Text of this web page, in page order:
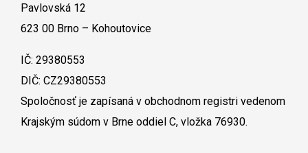
Pavlovská 12
623 00 Brno – Kohoutovice
IČ: 29380553
DIČ: CZ29380553
Spoločnosť je zapísaná v obchodnom registri vedenom
Krajským súdom v Brne oddiel C, vložka 76930.